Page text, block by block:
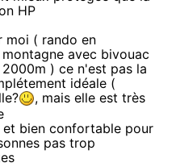
HP
moi ( rando en
avec bivouac
) ce n'est pas la
idéale (
, mais elle est très
et bien confortable pour
pas trop